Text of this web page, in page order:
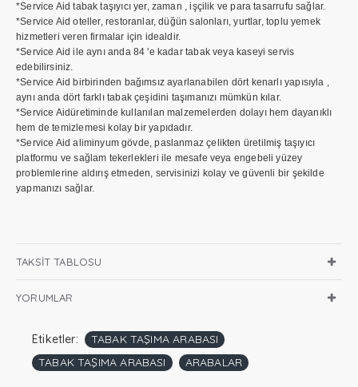
*Service Aid tabak taşıyıcı yer, zaman , işçilik ve para tasarrufu sağlar.
*Service Aid oteller, restoranlar, düğün salonları, yurtlar, toplu yemek
hizmetleri veren firmalar için idealdir.
*Service Aid ile aynı anda 84 'e kadar tabak veya kaseyi servis
edebilirsiniz.
*Service Aid birbirinden bağımsız ayarlanabilen dört kenarlı yapısıyla ,
aynı anda dört farklı tabak çeşidini taşımanızı mümkün kılar.
*Service Aidüretiminde kullanılan malzemelerden dolayı hem dayanıklı
hem de temizlemesi kolay bir yapıdadır.
*Service Aid aliminyum gövde, paslanmaz çelikten üretilmiş taşıyıcı
platformu ve sağlam tekerlekleri ile mesafe veya engebeli yüzey
problemlerine aldırış etmeden, servisinizi kolay ve güvenli bir şekilde
yapmanızı sağlar.
TAKSIT TABLOSU
YORUMLAR
Etiketler:
TABAK TAŞIMA ARABASI
TABAK TAŞIMA ARABASI
ARABALAR